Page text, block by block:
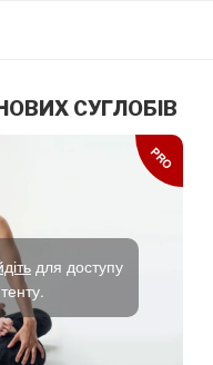
СУГЛОБІВ
PRO
для доступу